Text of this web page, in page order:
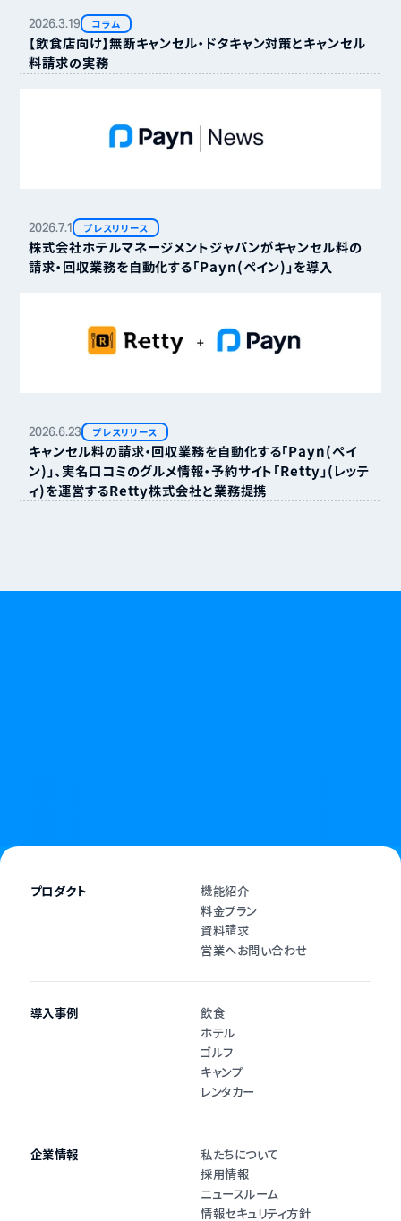
2026.3.19 コラム
【飲食店向け】無断キャンセル・ドタキャン対策とキャンセル
料請求の実務
2026.7.1 プレスリリース
株式会社ホテルマネージメントジャパンがキャンセル料の
請求・回収業務を自動化する「Payn（ペイン）」を導入
2026.6.23 プレスリリース
キャンセル料の請求・回収業務を自動化する「Payn（ペイ
ン）」、実名口コミのグルメ情報・予約サイト「Retty」（レッテ
ィ）を運営するRetty株式会社と業務提携
プロダクト
機能紹介
料金プラン
資料請求
営業へお問い合わせ
導入事例
飲食
ホテル
ゴルフ
キャンプ
レンタカー
企業情報
私たちについて
採用情報
ニュースルーム
情報セキュリティ方針